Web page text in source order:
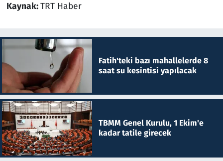
Kaynak:TRT Haber
Fatih'teki bazı mahallelerde 8
saat su kesintisi yapılacak
TBMM Genel Kurulu, 1 Ekim'e
kadar tatile girecek